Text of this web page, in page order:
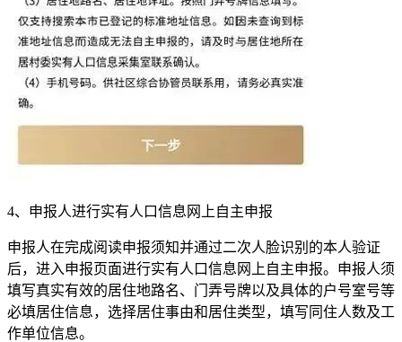
4、申报人进行实有人口信息网上自主申报
申报人在完成阅读申报须知并通过二次人脸识别的本人验证
后，进入申报页面进行实有人口信息网上自主申报。申报人须
填写真实有效的居住地路名、门弄号牌以及具体的户号室号等
必填居住信息，选择居住事由和居住类型，填写同住人数及工
作单位信息。